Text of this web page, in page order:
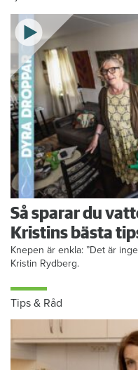
Så sparar du
Kristins bästa
Knepen är enkla: ”Det är
Kristin Rydberg.
Tips & Råd